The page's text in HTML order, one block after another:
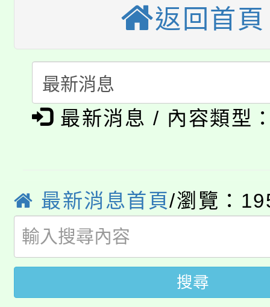
半價優惠，詳情可洽有
者。
份教師增能研習
大溪自造教育及科技
份教師研習
會
115年食農教育專業人
程
「本色祭」8/29、30在
8/21下午1時於龍潭區
局官網。
8月14至27日，桃園電
開!
115年桃園市運動會8/
田徑場及游泳池舉行。
桃園市低收入戶享有免
視費優惠，中低收入戶
大園自造教育及科技
返回首頁
最新消息 / 內容類型
最新消息首頁/瀏覽：
搜尋